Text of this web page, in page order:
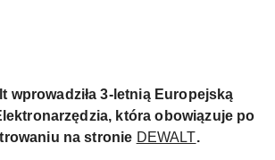
wprowadziła 3-letnią Europejską
która obowiązuje po
na stronie DEWALT.